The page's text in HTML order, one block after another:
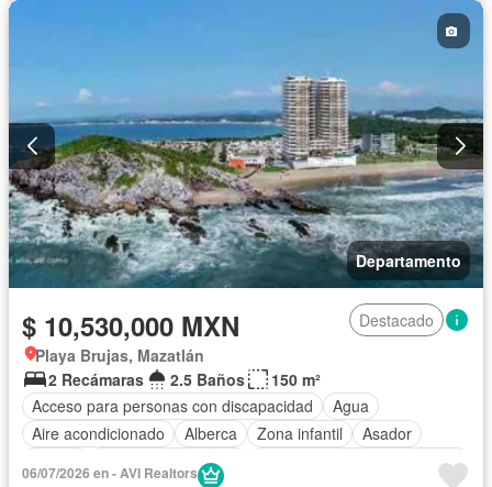
Jacuzzi
Televisión por cable
Terraza Vista panorámica
Wifi
Zonas verdes
Permite mascotas Sin amueblar
Departamento
$ 10,530,000 MXN
Destacado
Playa Brujas, Mazatlán
2 Recámaras
2.5 Baños
150 m²
Acceso para personas con discapacidad
Agua
Aire acondicionado
Alberca Zona infantil
Asador
Caseta de vigilancia
Circuito cerrado de televisión
06/07/2026 en - AVI Realtors